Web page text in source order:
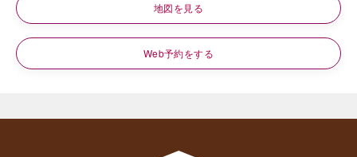
地図を見る
Web予約をする